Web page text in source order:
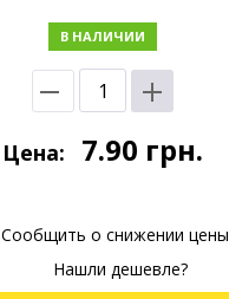
В НАЛИЧИИ
Цена: 7.90 грн.
Сообщить о снижении цены
Нашли дешевле?